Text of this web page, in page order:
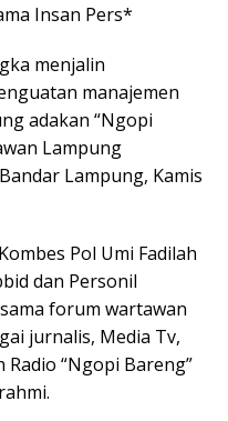
Insan Pers*
menjalin
manajemen
adakan “Ngopi
Lampung
Lampung, Kamis
Pol Umi Fadilah
dan Personil
forum wartawan
jurnalis, Media Tv,
Radio “Ngopi Bareng”